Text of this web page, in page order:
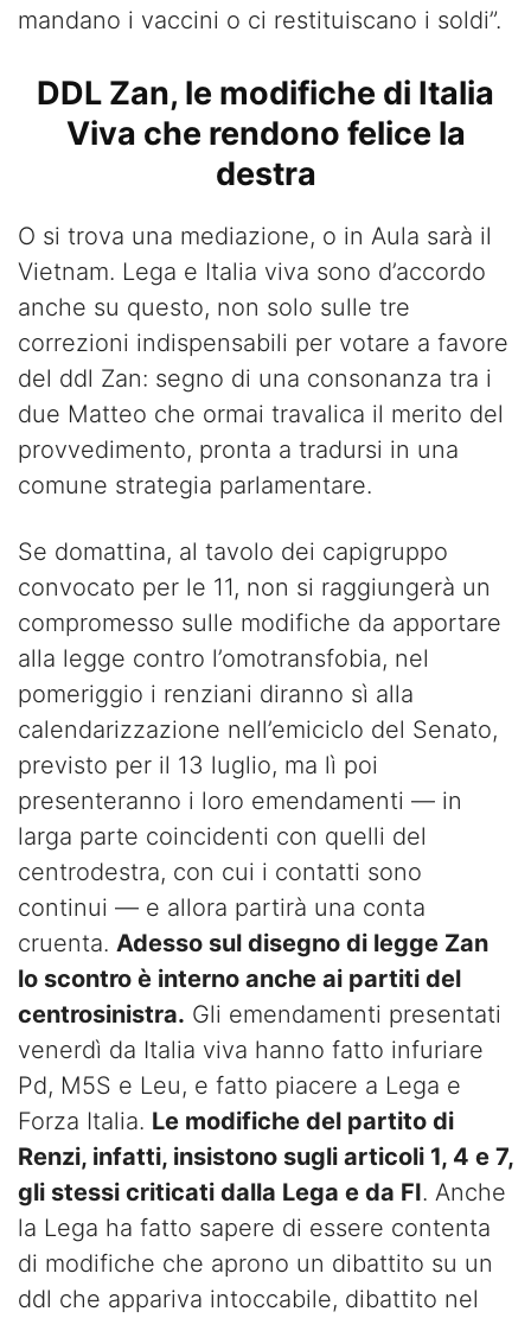
mandano i vaccini o ci restituiscano i soldi”.
DDL Zan, le modifiche di Italia
Viva che rendono felice la
destra
O si trova una mediazione, o in Aula sarà il
Vietnam. Lega e Italia viva sono d’accordo
anche su questo, non solo sulle tre
correzioni indispensabili per votare a favore
del ddl Zan: segno di una consonanza tra i
due Matteo che ormai travalica il merito del
provvedimento, pronta a tradursi in una
comune strategia parlamentare.
Se domattina, al tavolo dei capigruppo
convocato per le 11, non si raggiungerà un
compromesso sulle modifiche da apportare
alla legge contro l’omotransfobia, nel
pomeriggio i renziani diranno sì alla
calendarizzazione nell’emiciclo del Senato,
previsto per il 13 luglio, ma lì poi
presenteranno i loro emendamenti — in
larga parte coincidenti con quelli del
centrodestra, con cui i contatti sono
continui — e allora partirà una conta
cruenta. Adesso sul disegno di legge Zan
lo scontro è interno anche ai partiti del
centrosinistra. Gli emendamenti presentati
venerdì da Italia viva hanno fatto infuriare
Pd, M5S e Leu, e fatto piacere a Lega e
Forza Italia. Le modifiche del partito di
Renzi, infatti, insistono sugli articoli 1, 4 e 7,
gli stessi criticati dalla Lega e da FI. Anche
la Lega ha fatto sapere di essere contenta
di modifiche che aprono un dibattito su un
ddl che appariva intoccabile, dibattito nel